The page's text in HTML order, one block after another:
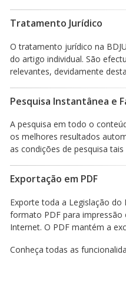
Tratamento Jurídico
O tratamento jurídico na
do artigo individual. São
relevantes, devidamente
Pesquisa Instantânea e
A pesquisa em todo o
os melhores resultados
as condições de pesquisa
Exportação em PDF
Exporte toda a Legislação do
formato PDF para impressão
Internet. O PDF mantém a
Conheça todas as